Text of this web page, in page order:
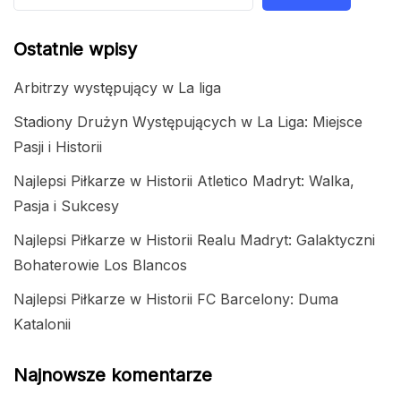
Ostatnie wpisy
Arbitrzy występujący w La liga
Stadiony Drużyn Występujących w La Liga: Miejsce
Pasji i Historii
Najlepsi Piłkarze w Historii Atletico Madryt: Walka,
Pasja i Sukcesy
Najlepsi Piłkarze w Historii Realu Madryt: Galaktyczni
Bohaterowie Los Blancos
Najlepsi Piłkarze w Historii FC Barcelony: Duma
Katalonii
Najnowsze komentarze